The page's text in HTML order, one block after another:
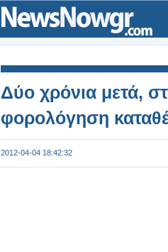
Δύο χρόνια μετά,
φορολόγηση
2012-04-04 18:42:32